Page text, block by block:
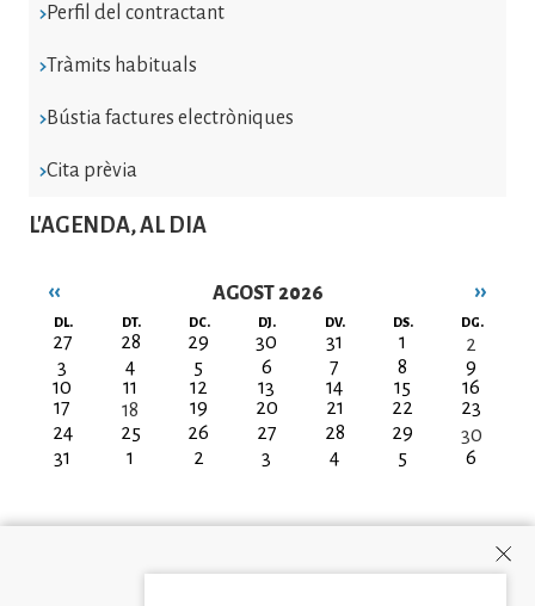
Perfil del contractant
Tràmits habituals
Bústia factures electròniques
Cita prèvia
L'AGENDA, AL DIA
AGOST 2026
Paginació
‹‹ ››
DL. DT. DC. DJ. DV. DS. DG.
27 28 29 30 31 1
2
3
4 5 6 7 8
9
10
11 12 13 14 15
16
17
18 19 20 21 22
23
24
25 26 27 28 29
30
31
1 2 3 4 5 6